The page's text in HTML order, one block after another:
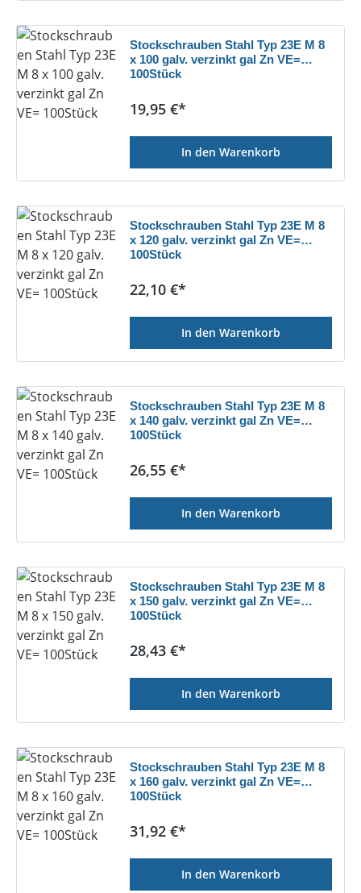
Stockschrauben Stahl Typ 23E M 8
x 100 galv. verzinkt gal Zn VE=
100Stück
Regulärer Preis:
19,95 €*
In den Warenkorb
Stockschrauben Stahl Typ 23E M 8
x 120 galv. verzinkt gal Zn VE=
100Stück
Regulärer Preis:
22,10 €*
In den Warenkorb
Stockschrauben Stahl Typ 23E M 8
x 140 galv. verzinkt gal Zn VE=
100Stück
Regulärer Preis:
26,55 €*
In den Warenkorb
Stockschrauben Stahl Typ 23E M 8
x 150 galv. verzinkt gal Zn VE=
100Stück
Regulärer Preis:
28,43 €*
In den Warenkorb
Stockschrauben Stahl Typ 23E M 8
x 160 galv. verzinkt gal Zn VE=
100Stück
Regulärer Preis:
31,92 €*
In den Warenkorb